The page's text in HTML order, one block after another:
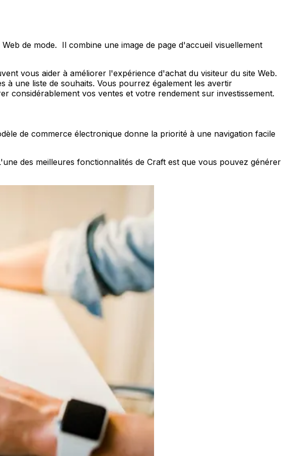
de mode. Il combine une image de page d'accueil visuellement
vous aider à améliorer l'expérience d'achat du visiteur du site Web.
une liste de souhaits. Vous pourrez également les avertir
considérablement vos ventes et votre rendement sur investissement.
de commerce électronique donne la priorité à une navigation facile
des meilleures fonctionnalités de Craft est que vous pouvez générer